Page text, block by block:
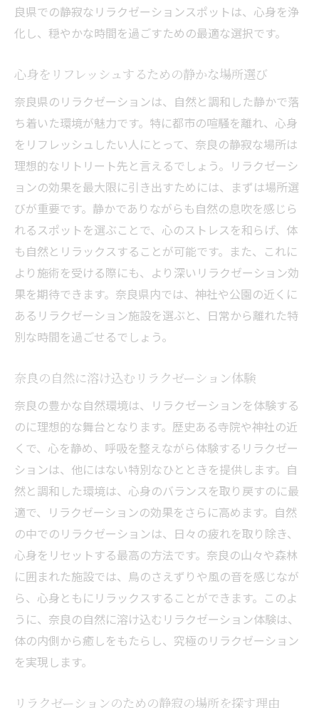
良県での静寂なリラクゼーションスポットは、心身を浄
化し、穏やかな時間を過ごすための最適な選択です。
心身をリフレッシュするための静かな場所選び
奈良県のリラクゼーションは、自然と調和した静かで落
ち着いた環境が魅力です。特に都市の喧騒を離れ、心身
をリフレッシュしたい人にとって、奈良の静寂な場所は
理想的なリトリート先と言えるでしょう。リラクゼーシ
ョンの効果を最大限に引き出すためには、まずは場所選
びが重要です。静かでありながらも自然の息吹を感じら
れるスポットを選ぶことで、心のストレスを和らげ、体
も自然とリラックスすることが可能です。また、これに
より施術を受ける際にも、より深いリラクゼーション効
果を期待できます。奈良県内では、神社や公園の近くに
あるリラクゼーション施設を選ぶと、日常から離れた特
別な時間を過ごせるでしょう。
奈良の自然に溶け込むリラクゼーション体験
奈良の豊かな自然環境は、リラクゼーションを体験する
のに理想的な舞台となります。歴史ある寺院や神社の近
くで、心を静め、呼吸を整えながら体験するリラクゼー
ションは、他にはない特別なひとときを提供します。自
然と調和した環境は、心身のバランスを取り戻すのに最
適で、リラクゼーションの効果をさらに高めます。自然
の中でのリラクゼーションは、日々の疲れを取り除き、
心身をリセットする最高の方法です。奈良の山々や森林
に囲まれた施設では、鳥のさえずりや風の音を感じなが
ら、心身ともにリラックスすることができます。このよ
うに、奈良の自然に溶け込むリラクゼーション体験は、
体の内側から癒しをもたらし、究極のリラクゼーション
を実現します。
リラクゼーションのための静寂の場所を探す理由